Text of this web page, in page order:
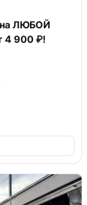
4 900 ₽!